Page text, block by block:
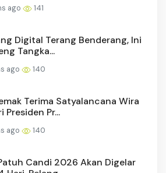
ago 141
Digital Terang Benderang, Ini
Tangka...
ago 140
Terima Satyalancana Wira
Presiden Pr...
ago 140
Candi 2026 Akan Digelar